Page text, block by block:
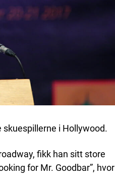
i Hollywood.
fikk han sitt store
for Mr. Goodbar”, hvor